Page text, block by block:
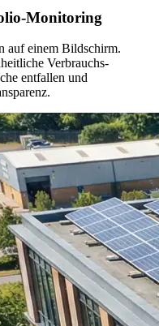
Monitoring
auf einem Bildschirm.
Verbrauchs-
entfallen und